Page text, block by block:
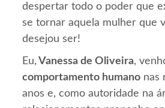
despertar todo o poder que
se tornar aquela mulher que
desejou ser!
Eu, Vanessa de Oliveira,
comportamento humano nas
anos e, como autoridade na